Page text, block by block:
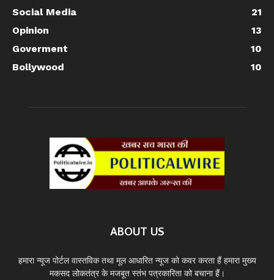
Social Media
21
Opinion
13
Goverment
10
Bollywood
10
ABOUT US
हमारा न्यूज पोर्टल वास्तविक तथा मूल आधारित न्यूज को कवर करता हैं हमारा मुख्य
मकसद लोकतंत्र के मजबूत स्तंभ पत्रकारिता को बचाना हैं।